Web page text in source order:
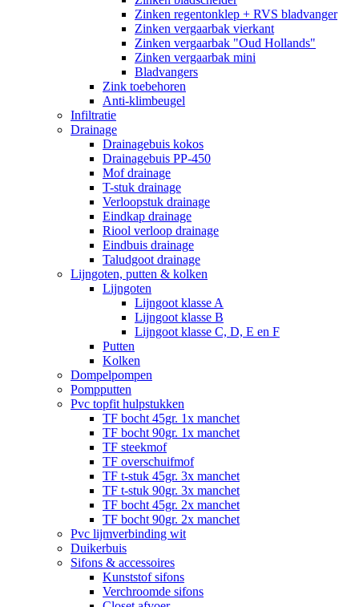
Zinken regentonklep + RVS bladvanger
Zinken vergaarbak vierkant
Zinken vergaarbak "Oud Hollands"
Zinken vergaarbak mini
Bladvangers
Zink toebehoren
Anti-klimbeugel
Infiltratie
Drainage
Drainagebuis kokos
Drainagebuis PP-450
Mof drainage
T-stuk drainage
Verloopstuk drainage
Eindkap drainage
Riool verloop drainage
Eindbuis drainage
Taludgoot drainage
Lijngoten, putten & kolken
Lijngoten
Lijngoot klasse A
Lijngoot klasse B
Lijngoot klasse C, D, E en F
Putten
Kolken
Dompelpompen
Pompputten
Pvc topfit hulpstukken
TF bocht 45gr. 1x manchet
TF bocht 90gr. 1x manchet
TF steekmof
TF overschuifmof
TF t-stuk 45gr. 3x manchet
TF t-stuk 90gr. 3x manchet
TF bocht 45gr. 2x manchet
TF bocht 90gr. 2x manchet
Pvc lijmverbinding wit
Duikerbuis
Sifons & accessoires
Kunststof sifons
Verchroomde sifons